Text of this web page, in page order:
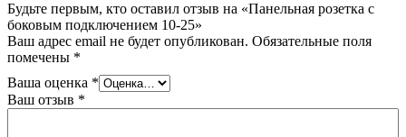
Будьте первым, кто оставил отзыв на «Панельная розетка с
боковым подключением 10-25»
Ваш адрес email не будет опубликован. Обязательные поля
помечены *
Ваша оценка *
Ваш отзыв *